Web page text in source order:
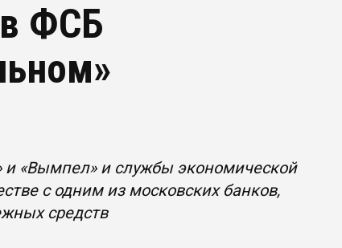
ФСБ
«Вымпел» и службы экономической
с одним из московских банков,
средств